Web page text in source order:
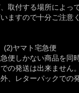
取付する場所によっ
ますので十分ご注意
ヤマト宅急便
便しかない商品を同
の発送は出来ません。
、レターパックでの